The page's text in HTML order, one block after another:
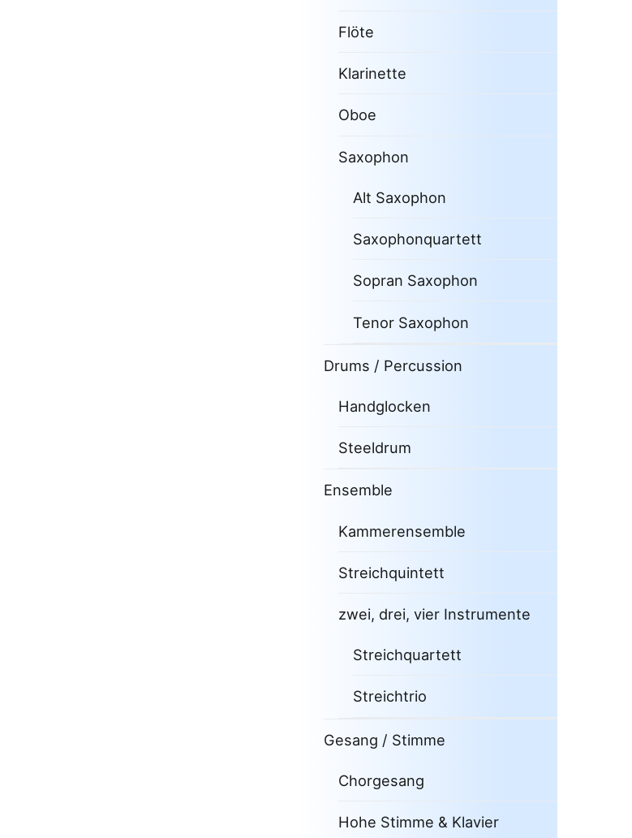
Flöte
Klarinette
Oboe
Saxophon
Alt Saxophon
Saxophonquartett
Sopran Saxophon
Tenor Saxophon
Drums / Percussion
Handglocken
Steeldrum
Ensemble
Kammerensemble
Streichquintett
zwei, drei, vier Instrumente
Streichquartett
Streichtrio
Gesang / Stimme
Chorgesang
Hohe Stimme & Klavier